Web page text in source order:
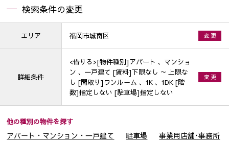
検索条件の変更
エリア 福岡市城南区 変 更
詳細条件
<借りる>[物件種別]アパート 、マンショ
ン 、一戸建て [賃料]下限なし ～ 上限な
し [間取り]ワンルーム 、1K 、1DK [階
数]指定しない [駐車場]指定しない
変 更
他の種別の物件を探す
アパート・マンション・一戸建て 駐車場 事業用店舗･事務所